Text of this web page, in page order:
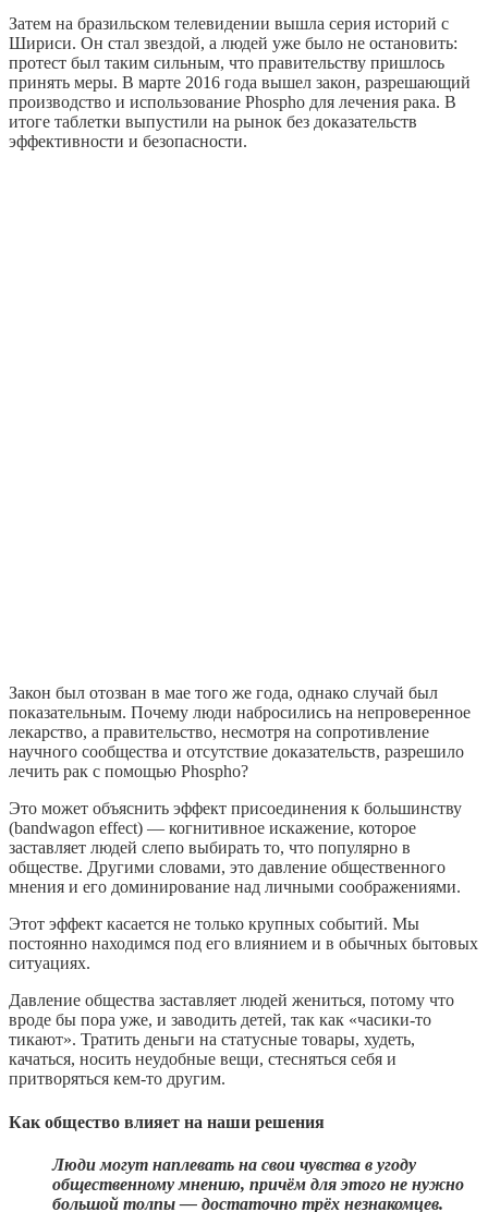
Затем на бразильском телевидении вышла серия историй с
Шириси. Он стал звездой, а людей уже было не остановить:
протест был таким сильным, что правительству пришлось
принять меры. В марте 2016 года вышел закон, разрешающий
производство и использование Phospho для лечения рака. В
итоге таблетки выпустили на рынок без доказательств
эффективности и безопасности.
Закон был отозван в мае того же года, однако случай был
показательным. Почему люди набросились на непроверенное
лекарство, а правительство, несмотря на сопротивление
научного сообщества и отсутствие доказательств, разрешило
лечить рак с помощью Phospho?
Это может объяснить эффект присоединения к большинству
(bandwagon effect) — когнитивное искажение, которое
заставляет людей слепо выбирать то, что популярно в
обществе. Другими словами, это давление общественного
мнения и его доминирование над личными соображениями.
Этот эффект касается не только крупных событий. Мы
постоянно находимся под его влиянием и в обычных бытовых
ситуациях.
Давление общества заставляет людей жениться, потому что
вроде бы пора уже, и заводить детей, так как «часики-то
тикают». Тратить деньги на статусные товары, худеть,
качаться, носить неудобные вещи, стесняться себя и
притворяться кем-то другим.
Как общество влияет на наши решения
Люди могут наплевать на свои чувства в угоду
общественному мнению, причём для этого не нужно
большой толпы — достаточно трёх незнакомцев.